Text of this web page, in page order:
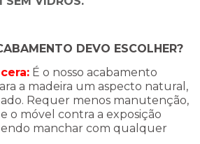
DEVO ESCOLHER?
É o nosso acabamento
a madeira um aspecto natural,
Requer menos manutenção,
o móvel contra a exposição
manchar com qualquer